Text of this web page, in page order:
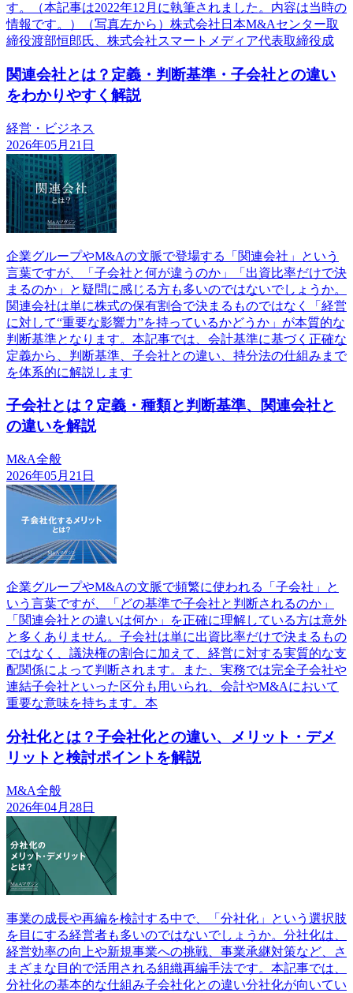
す。（本記事は2022年12月に執筆されました。内容は当時の
情報です。）（写真左から）株式会社日本M&Aセンター取
締役渡部恒郎氏、株式会社スマートメディア代表取締役成
関連会社とは？定義・判断基準・子会社との違い
をわかりやすく解説
経営・ビジネス
2026年05月21日
企業グループやM&Aの文脈で登場する「関連会社」という
言葉ですが、「子会社と何が違うのか」「出資比率だけで決
まるのか」と疑問に感じる方も多いのではないでしょうか。
関連会社は単に株式の保有割合で決まるものではなく「経営
に対して“重要な影響力”を持っているかどうか」が本質的な
判断基準となります。本記事では、会計基準に基づく正確な
定義から、判断基準、子会社との違い、持分法の仕組みまで
を体系的に解説します
子会社とは？定義・種類と判断基準、関連会社と
の違いを解説
M&A全般
2026年05月21日
企業グループやM&Aの文脈で頻繁に使われる「子会社」と
いう言葉ですが、「どの基準で子会社と判断されるのか」
「関連会社との違いは何か」を正確に理解している方は意外
と多くありません。子会社は単に出資比率だけで決まるもの
ではなく、議決権の割合に加えて、経営に対する実質的な支
配関係によって判断されます。また、実務では完全子会社や
連結子会社といった区分も用いられ、会計やM&Aにおいて
重要な意味を持ちます。本
分社化とは？子会社化との違い、メリット・デメ
リットと検討ポイントを解説
M&A全般
2026年04月28日
事業の成長や再編を検討する中で、「分社化」という選択肢
を目にする経営者も多いのではないでしょうか。分社化は、
経営効率の向上や新規事業への挑戦、事業承継対策など、さ
まざまな目的で活用される組織再編手法です。本記事では、
分社化の基本的な仕組み子会社化との違い分社化が向いてい